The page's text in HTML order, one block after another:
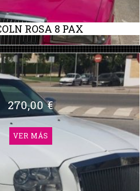
ROSA 8 PAX
270,00 €
VER MÁS